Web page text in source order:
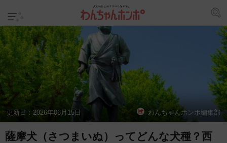
更新日： 2026年06月15日 わんちゃんホンポ編集部
薩摩犬（さつまいぬ）ってどんな犬種？西